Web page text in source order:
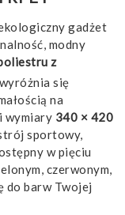
gadżet
modny
z
się
na
i wymiary 340 × 420
sportowy,
w pięciu
czerwonym,
do barw Twojej